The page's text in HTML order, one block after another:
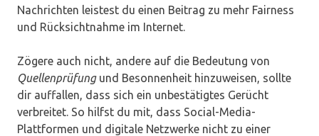
Nachrichten leistest du einen Beitrag zu mehr Fairness
und Rücksichtnahme im Internet.
Zögere auch nicht, andere auf die Bedeutung von
Quellenprüfungund Besonnenheit hinzuweisen, sollte
dir auffallen, dass sich ein unbestätigtes Gerücht
verbreitet. So hilfst du mit, dass Social-Media-
Plattformen und digitale Netzwerke nicht zu einer